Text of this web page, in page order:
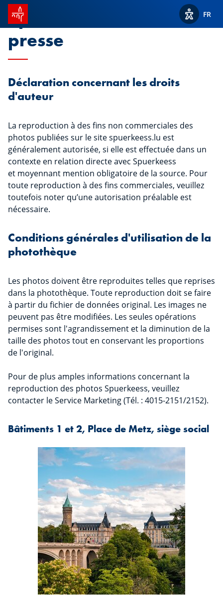
Accueil SPUERKEESS
Afficher
FR
Spuerkeess Photos de
presse
Déclaration concernant les droits
d'auteur
La reproduction à des fins non commerciales des
photos publiées sur le site spuerkeess.lu est
généralement autorisée, si elle est effectuée dans un
contexte en relation directe avec Spuerkeess
et moyennant mention obligatoire de la source. Pour
toute reproduction à des fins commerciales, veuillez
toutefois noter qu’une autorisation préalable est
nécessaire.
Conditions générales d'utilisation de la
photothèque
Les photos doivent être reproduites telles que reprises
dans la photothèque. Toute reproduction doit se faire
à partir du fichier de données original. Les images ne
peuvent pas être modifiées. Les seules opérations
permises sont l'agrandissement et la diminution de la
taille des photos tout en conservant les proportions
de l'original.
Pour de plus amples informations concernant la
reproduction des photos Spuerkeess, veuillez
contacter le Service Marketing (Tél. : 4015-2151/2152).
Bâtiments 1 et 2, Place de Metz, siège social